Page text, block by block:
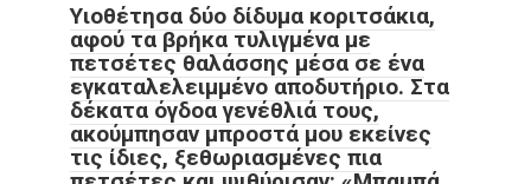
Υιοθέτησα δύο δίδυμα κοριτσάκια,
αφού τα βρήκα τυλιγμένα με
πετσέτες θαλάσσης μέσα σε ένα
εγκαταλελειμμένο αποδυτήριο. Στα
δέκατα όγδοα γενέθλιά τους,
ακούμπησαν μπροστά μου εκείνες
τις ίδιες, ξεθωριασμένες πια